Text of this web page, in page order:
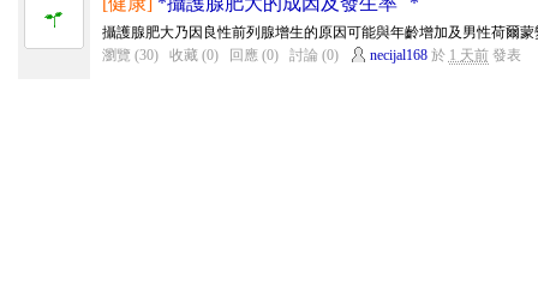
攝護腺肥大乃因良性前列腺增生的原因可能與年齡增加及男性荷爾
瀏覽 (30)
收藏 (0) 回應 (0) 討論 (0) necijal168於 1 天前發表